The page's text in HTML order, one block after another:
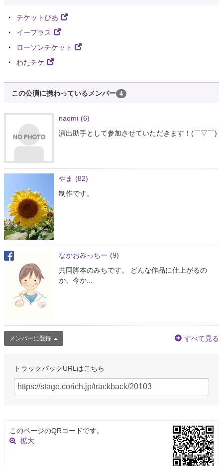
チケットぴあ
イープラス
ローソンチケット
わたチケ
この公演に携わっているメンバー 4
naomi (6)
演出助手として参加させていただきます！(￣▽￣)
やま (82)
制作です。
なかおみっちー (9)
共同脚本のみちです。 どんな作品に仕上がるの
か、今か...
メンバーに登録 すべて見る
トラックバックURLはこちら
このページのQRコードです。
拡大